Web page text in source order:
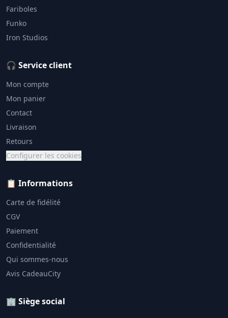
Fariboles
Funko
Iron Studios
🎧 Service client
Mon compte
Mon panier
Contact
Livraison
Retours
Configurer les cookies
📋 Informations
Carte de fidélité
CGV
Paiement
Confidentialité
Qui sommes-nous
Avis CadeauCity
🏢 Siège social